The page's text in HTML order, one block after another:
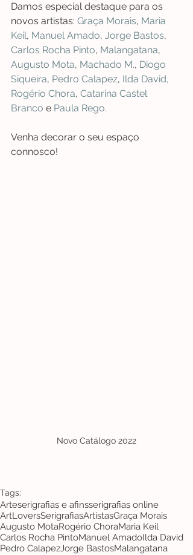
Damos especial destaque para os
novos artistas: Graça Morais, Maria
Keil, Manuel Amado, Jorge Bastos,
Carlos Rocha Pinto, Malangatana,
Augusto Mota, Machado M., Diogo
Siqueira, Pedro Calapez, Ilda David,
Rogério Chora, Catarina Castel
Branco e Paula Rego.
Venha decorar o seu espaço
connosco!
Novo Catálogo 2022
Tags:
Arteserigrafias e afinsserigrafias online
ArtLoversSerigrafiasArtistasGraça Morais
Augusto MotaRogério ChoraMaria Keil
Carlos Rocha PintoManuel AmadoIlda David
Pedro CalapezJorge BastosMalangatana